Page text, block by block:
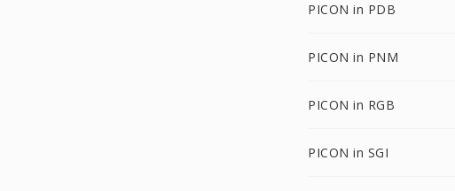
PICON in PDB
PICON in PNM
PICON in RGB
PICON in SGI